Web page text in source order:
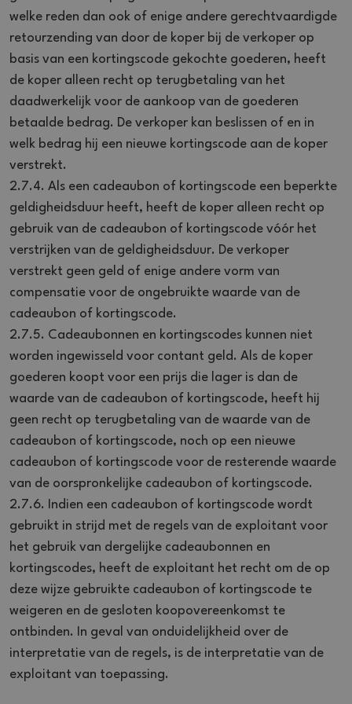
welke reden dan ook of enige andere gerechtvaardigde
retourzending van door de koper bij de verkoper op
basis van een kortingscode gekochte goederen, heeft
de koper alleen recht op terugbetaling van het
daadwerkelijk voor de aankoop van de goederen
betaalde bedrag. De verkoper kan beslissen of en in
welk bedrag hij een nieuwe kortingscode aan de koper
verstrekt.
2.7.4. Als een cadeaubon of kortingscode een beperkte
geldigheidsduur heeft, heeft de koper alleen recht op
gebruik van de cadeaubon of kortingscode vóór het
verstrijken van de geldigheidsduur. De verkoper
verstrekt geen geld of enige andere vorm van
compensatie voor de ongebruikte waarde van de
cadeaubon of kortingscode.
2.7.5. Cadeaubonnen en kortingscodes kunnen niet
worden ingewisseld voor contant geld. Als de koper
goederen koopt voor een prijs die lager is dan de
waarde van de cadeaubon of kortingscode, heeft hij
geen recht op terugbetaling van de waarde van de
cadeaubon of kortingscode, noch op een nieuwe
cadeaubon of kortingscode voor de resterende waarde
van de oorspronkelijke cadeaubon of kortingscode.
2.7.6. Indien een cadeaubon of kortingscode wordt
gebruikt in strijd met de regels van de exploitant voor
het gebruik van dergelijke cadeaubonnen en
kortingscodes, heeft de exploitant het recht om de op
deze wijze gebruikte cadeaubon of kortingscode te
weigeren en de gesloten koopovereenkomst te
ontbinden. In geval van onduidelijkheid over de
interpretatie van de regels, is de interpretatie van de
exploitant van toepassing.